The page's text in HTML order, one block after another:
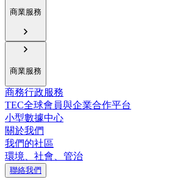
商業服務
商業服務
商務行政服務
TEC全球會員與企業合作平台
小型數據中心
關於我們
我們的社區
環境、社會、管治
聯絡我們